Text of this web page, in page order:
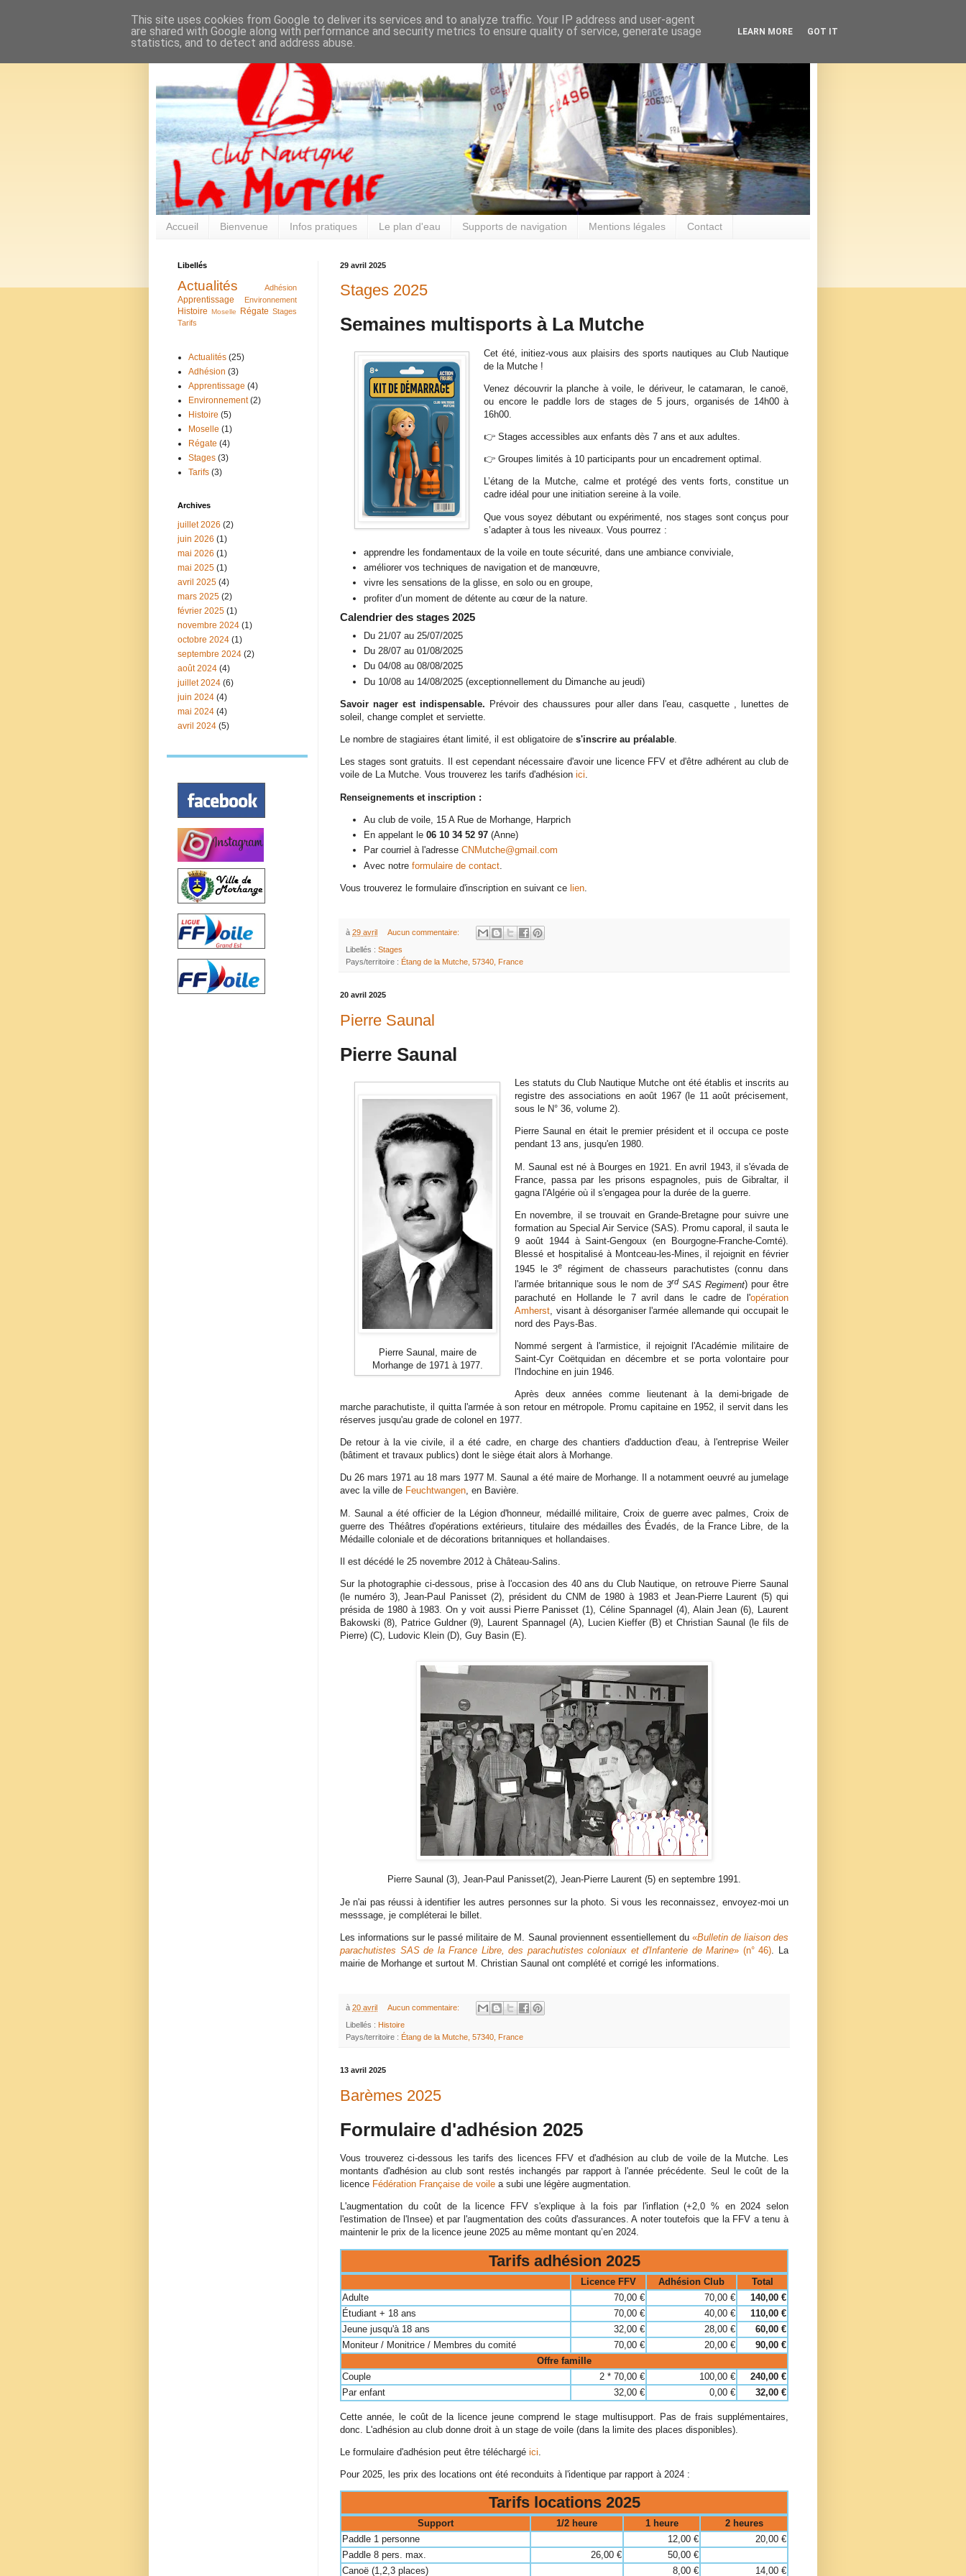
Accueil Bienvenue Infos pratiques Le plan d'eau Supports de navigation Mentions légales Contact
29 avril 2025
Stages 2025
Semaines multisports à La Mutche
Cet été, initiez-vous aux plaisirs des sports nautiques au Club Nautique
de la Mutche !
Venez découvrir la planche à voile, le dériveur, le catamaran, le canoë,
ou encore le paddle lors de stages de 5 jours, organisés de 14h00 à
16h00.
👉 Stages accessibles aux enfants dès 7 ans et aux adultes.
👉 Groupes limités à 10 participants pour un encadrement optimal.
L’étang de la Mutche, calme et protégé des vents forts, constitue un
cadre idéal pour une initiation sereine à la voile.
Que vous soyez débutant ou expérimenté, nos stages sont conçus pour
s’adapter à tous les niveaux. Vous pourrez :
apprendre les fondamentaux de la voile en toute sécurité, dans une ambiance conviviale,
améliorer vos techniques de navigation et de manœuvre,
vivre les sensations de la glisse, en solo ou en groupe,
profiter d’un moment de détente au cœur de la nature.
Calendrier des stages 2025
Du 21/07 au 25/07/2025
Du 28/07 au 01/08/2025
Du 04/08 au 08/08/2025
Du 10/08 au 14/08/2025 (exceptionnellement du Dimanche au jeudi)
Savoir nager est indispensable. Prévoir des chaussures pour aller dans l'eau, casquette , lunettes de
soleil, change complet et serviette.
Le nombre de stagiaires étant limité, il est obligatoire de s'inscrire au préalable.
Les stages sont gratuits. Il est cependant nécessaire d'avoir une licence FFV et d'être adhérent au club de
voile de La Mutche. Vous trouverez les tarifs d'adhésion ici.
Renseignements et inscription :
Au club de voile, 15 A Rue de Morhange, Harprich
En appelant le 06 10 34 52 97 (Anne)
Par courriel à l'adresse CNMutche@gmail.com
Avec notre formulaire de contact
Vous trouverez le formulaire d'inscription en suivant ce lien
à 29 avril Aucun commentaire:
Libellés : Stages
Pays/territoire : Étang de la Mutche, 57340, France
20 avril 2025
Pierre Saunal
Pierre Saunal
Pierre Saunal, maire de
Morhange de 1971 à 1977.
Les statuts du Club Nautique Mutche ont été établis et inscrits au
registre des associations en août 1967 (le 11 août précisement,
sous le N° 36, volume 2).
Pierre Saunal en était le premier président et il occupa ce poste
pendant 13 ans, jusqu'en 1980.
M. Saunal est né à Bourges en 1921. En avril 1943, il s'évada de
France, passa par les prisons espagnoles, puis de Gibraltar, il
gagna l'Algérie où il s'engagea pour la durée de la guerre.
En novembre, il se trouvait en Grande-Bretagne pour suivre une
formation au Special Air Service (SAS). Promu caporal, il sauta le
9 août 1944 à Saint-Gengoux (en Bourgogne-Franche-Comté).
Blessé et hospitalisé à Montceau-les-Mines, il rejoignit en février
1945 le 3e
régiment de chasseurs parachutistes (connu dans
l'armée britannique sous le nom de 3rd SAS Regiment) pour être
parachuté en Hollande le 7 avril dans le cadre de l'opération
Amherst , visant à désorganiser l'armée allemande qui occupait le
nord des Pays-Bas.
Nommé sergent à l'armistice, il rejoignit l'Académie militaire de
Saint-Cyr Coëtquidan en décembre et se porta volontaire pour
l'Indochine en juin 1946.
Après deux années comme lieutenant à la demi-brigade de
marche parachutiste, il quitta l'armée à son retour en métropole. Promu capitaine en 1952, il servit dans les
réserves jusqu'au grade de colonel en 1977.
De retour à la vie civile, il a été cadre, en charge des chantiers d'adduction d'eau, à l'entreprise Weiler
(bâtiment et travaux publics) dont le siège était alors à Morhange.
Du 26 mars 1971 au 18 mars 1977 M. Saunal a été maire de Morhange. Il a notamment oeuvré au jumelage
avec la ville de Feuchtwangen, en Bavière.
M. Saunal a été officier de la Légion d'honneur, médaillé militaire, Croix de guerre avec palmes, Croix de
guerre des Théâtres d'opérations extérieurs, titulaire des médailles des Évadés, de la France Libre, de la
Médaille coloniale et de décorations britanniques et hollandaises.
Il est décédé le 25 novembre 2012 à Château-Salins.
Sur la photographie ci-dessous, prise à l'occasion des 40 ans du Club Nautique, on retrouve Pierre Saunal
(le numéro 3), Jean-Paul Panisset (2), président du CNM de 1980 à 1983 et Jean-Pierre Laurent (5) qui
présida de 1980 à 1983. On y voit aussi Pierre Panisset (1), Céline Spannagel (4), Alain Jean (6), Laurent
Bakowski (8), Patrice Guldner (9), Laurent Spannagel (A), Lucien Kieffer (B) et Christian Saunal (le fils de
Pierre) (C), Ludovic Klein (D), Guy Basin (E).
Pierre Saunal (3), Jean-Paul Panisset(2), Jean-Pierre Laurent (5) en septembre 1991.
Je n'ai pas réussi à identifier les autres personnes sur la photo. Si vous les reconnaissez, envoyez-moi un
messsage, je compléterai le billet.
Les informations sur le passé militaire de M. Saunal proviennent essentiellement du
Bulletin de liaison des
parachutistes SAS de la France Libre, des parachutistes coloniaux et d'Infanterie de Marine
(n° 46) . La
mairie de Morhange et surtout M. Christian Saunal ont complété et corrigé les informations.
à 20 avril Aucun commentaire:
Libellés : Histoire
Pays/territoire : Étang de la Mutche, 57340, France
13 avril 2025
Barèmes 2025
Formulaire d'adhésion 2025
Vous trouverez ci-dessous les tarifs des licences FFV et d'adhésion au club de voile de la Mutche. Les
montants d'adhésion au club sont restés inchangés par rapport à l'année précédente. Seul le coût de la
licence Fédération Française de voile a subi une légère augmentation.
L'augmentation du coût de la licence FFV s'explique à la fois par l'inflation (+2,0 % en 2024 selon
l'estimation de l'Insee) et par l'augmentation des coûts d'assurances. A noter toutefois que la FFV a tenu à
maintenir le prix de la licence jeune 2025 au même montant qu’en 2024.
Tarifs adhésion 2025
Licence FFV Adhésion Club
Total
Adulte
70,00 € 70,00 €
140,00 €
Étudiant + 18 ans
70,00 € 40,00 €
110,00 €
Jeune jusqu'à 18 ans
32,00 € 28,00 €
60,00 €
Moniteur / Monitrice / Membres du comité
70,00 € 20,00 €
90,00 €
Offre famille
Couple
2 * 70,00 € 100,00 €
240,00 €
Par enfant
32,00 € 0,00 € 32,00 €
Cette année, le coût de la licence jeune comprend le stage multisupport. Pas de frais supplémentaires,
donc. L'adhésion au club donne droit à un stage de voile (dans la limite des places disponibles).
Le formulaire d'adhésion peut être téléchargé ici.
Pour 2025, les prix des locations ont été reconduits à l'identique par rapport à 2024 :
Tarifs locations 2025
Support 1/2 heure 1 heure
2 heures
Paddle 1 personne
12,00 €
20,00 €
Paddle 8 pers. max.
26,00 €
50,00 €
Canoë (1,2,3 places)
8,00 € 14,00 €
Libellés
Actualités Adhésion
Apprentissage Environnement
Histoire Moselle Régate Stages
Tarifs
Actualités (25)
Adhésion (3)
Apprentissage (4)
Environnement (2)
Histoire (5)
Moselle (1)
Régate (4)
Stages (3)
Tarifs (3)
Archives
juillet 2026 (2)
juin 2026 (1)
mai 2026 (1)
mai 2025 (1)
avril 2025 (4)
mars 2025 (2)
février 2025 (1)
novembre 2024 (1)
octobre 2024 (1)
septembre 2024 (2)
août 2024 (4)
juillet 2024 (6)
juin 2024 (4)
mai 2024 (4)
avril 2024 (5)
This site uses cookies from Google to deliver its services and to analyze traffic. Your IP address and user-agent
are shared with Google along with performance and security metrics to ensure quality of service, generate usage
statistics, and to detect and address abuse.
LEARN MORE GOT IT